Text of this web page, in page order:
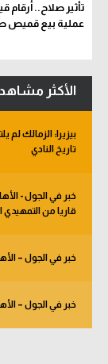
تأثير صلاح.. أرقام
عملية بيع قميص
الأكثر
بيزيرا: الزمالك
تاريخ النادي
قاريا من التمهيدي
خبر في الجول –
خبر في الجول –